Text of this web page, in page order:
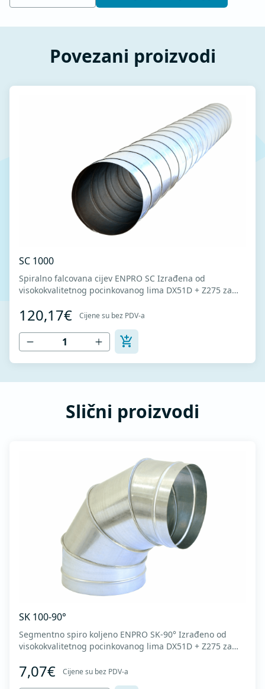
Povezani proizvodi
SC 1000
Spiralno falcovana cijev ENPRO SC Izrađena od
visokokvalitetnog pocinkovanog lima DX51D + Z275 za
1506 I MEST EN 12237.
120,17€ Cijene su bez PDV-a
Slični proizvodi
SK 100-90°
Segmentno spiro koljeno ENPRO SK-90° Izrađeno od
visokokvalitetnog pocinkovanog lima DX51D + Z275 za
1506 I MEST EN 12237.
7,07€ Cijene su bez PDV-a